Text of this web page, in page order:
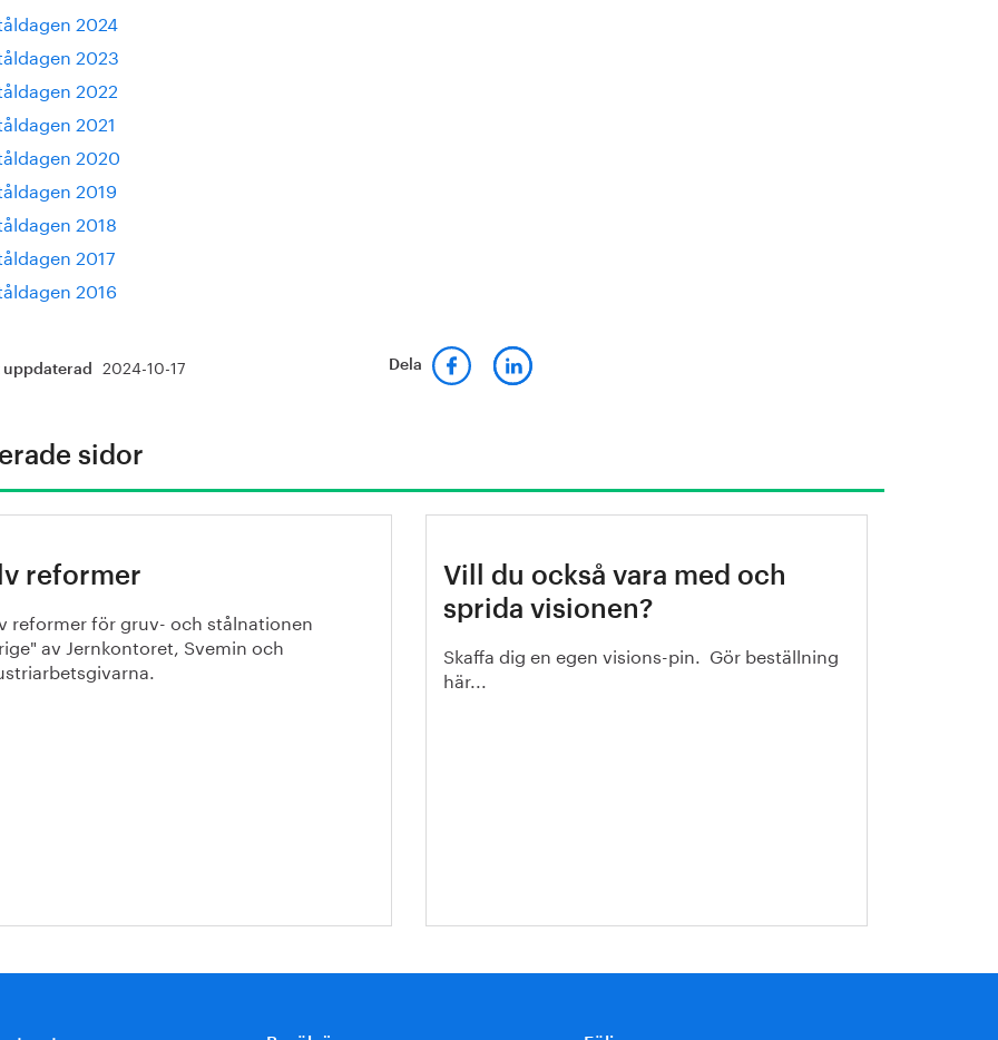
2024
2023
2022
2021
2020
2019
2018
2017
2016
uppdaterad 2024-10-17 Dela
sidor
reformer
reformer för gruv- och stålnationen
av Jernkontoret, Svemin och
Vill du också vara med och
sprida visionen?
Skaffa dig en egen visions-pin. Gör beställning
här...